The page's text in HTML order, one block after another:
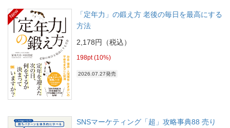
New
「定年力」の鍛え方 老後の毎日を最高にする
方法
2,178円（税込）
198pt (10%)
2026.07.27発売
SNSマーケティング「超」攻略事典88 売り